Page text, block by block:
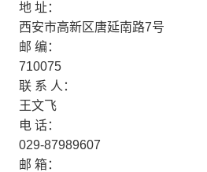
地 址：
西安市高新区唐延南路7号
邮 编：
710075
联 系 人：
王文飞
电 话：
029-87989607
邮 箱：